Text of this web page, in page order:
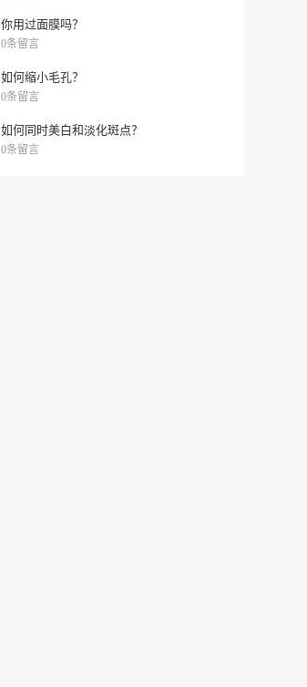
你用过面膜吗？
0条留言
如何缩小毛孔？
0条留言
如何同时美白和淡化斑点？
0条留言